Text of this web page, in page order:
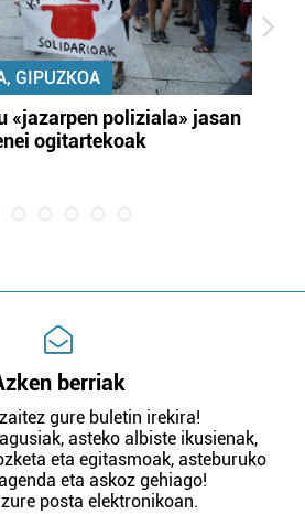
GIPUZKOA
«jazarpen poliziala» jasan
ogitartekoak
berriak
gure buletin irekira!
asteko albiste ikusienak,
eta egitasmoak, asteburuko
eta askoz gehiago!
posta elektronikoan.